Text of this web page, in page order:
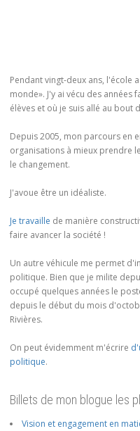
Pendant vingt-deux ans, l'école
monde». J'y ai vécu des
élèves et où je suis allé au bout
Depuis 2005, mon parcours en
organisations à mieux prendre
le changement.
J'avoue être un idéaliste.
Je travaille de manière
faire avancer la société !
Un autre véhicule me permet
politique. Bien que je milite
occupé quelques années le
depuis le début du mois
Rivières.
On peut évidemment m'écrire
politique.
Billets de mon blogue les
Vision et engagement en